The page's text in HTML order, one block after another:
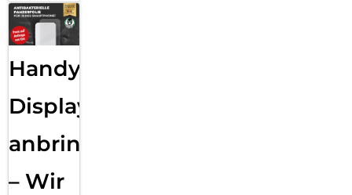
Handy
Displayfolie
anbringen
– Wir